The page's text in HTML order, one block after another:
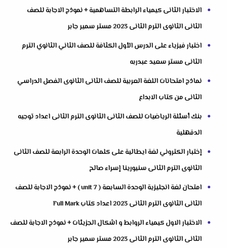
الاختبار الثانى كيمياء الرابطة التساهمية + نموذج الاجابة للصف
الثانى الثانوى الترم الثانى 2023 مستر سمير جابر
اختبار فيزياء على الدرس الأول الكثافة للصف الثاني الثانوي الترم
الثانى مستر سعيد عبدربه
نماذج امتحانات اللغة العربية للصف الثانى الثانوى الفصل الدراسي
الثانى من كتاب الابداع
بنك أسئلة الرياضيات للصف الثانى الثانوى الترم الثانى اعداد توجيه
الدقهلية
إختبار الكتروني لغة ايطالية على كلمات الوحدة الرابعة للصف الثانى
الثانوى الترم الثانى سنيورينا إسراء صالح
امتحان لغة انجليزية الوحدة السابعة ( unit 7 ) + نموذج الاجابة للصف
الثانى الثانوى الترم الثانى 2023 اعداد كتاب Full Mark
الاختبار الاول كيمياء الروابط و اشكال الجزيئات + نموذج الاجابة للصف
الثانى الثانوى الترم الثانى 2023 مستر سمير جابر